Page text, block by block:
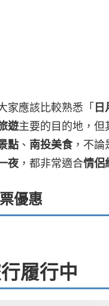
家應該比較熟悉「 日
遊主要的目的地，但
點、 南投美食，不論
夜，都非常適合情侶
優惠
履行中